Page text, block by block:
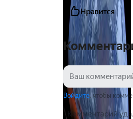
Нравится
Войдите, чтобы
Комментарий